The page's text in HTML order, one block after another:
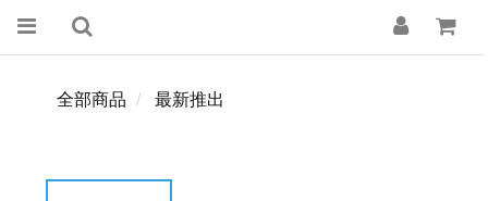
全部商品 最新推出